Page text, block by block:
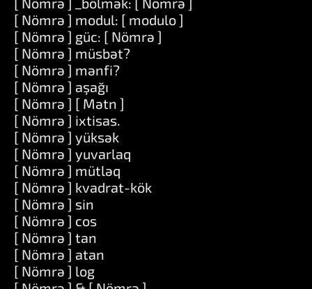
[ Nömrə ] modul: [ modulo ]
[ Nömrə ] güc: [ Nömrə ]
[ Nömrə ] müsbət?
[ Nömrə ] mənfi?
[ Nömrə ] aşağı
[ Nömrə ] [ Mətn ]
[ Nömrə ] ixtisas.
[ Nömrə ] yüksək
[ Nömrə ] yuvarlaq
[ Nömrə ] mütləq
[ Nömrə ] kvadrat-kök
[ Nömrə ] sin
[ Nömrə ] cos
[ Nömrə ] tan
[ Nömrə ] atan
[ Nömrə ] log